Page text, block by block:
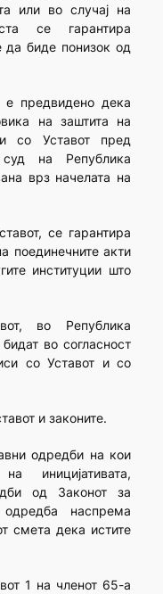
или во случај на
се гарантира
биде понизок од
предвидено дека
на заштита на
со Уставот пред
на Република
врз начелата на
се гарантира
поединечните акти
институции што
во Република
во согласност
со Уставот и со
и законите.
одредби на кои
иницијативата,
од Законот за
наспрема
смета дека истите
1 на членот 65-а